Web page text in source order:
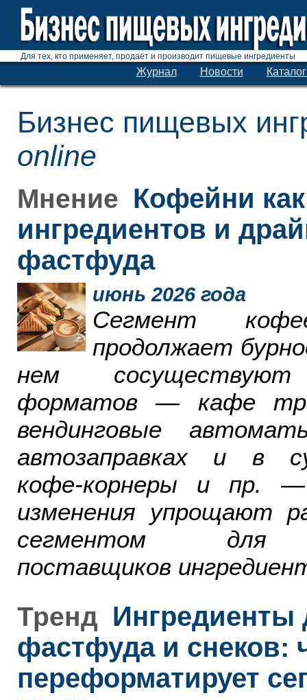
Для тех, кто применяет, продаёт и производит пищевые ингредиенты
Журнал Новости
Бизнес пищевых
online
Мнение Кофейни
ингредиентов и
фастфуда
июнь 2026 года
Сегмент
продолжает
нем
форматов — кафе
вендинговые
автозаправках и в
кофе-корнеры и пр.
изменения упрощают
сегментом для
поставщиков
Тренд Ингредиенты
фастфуда и снеков:
переформатирует